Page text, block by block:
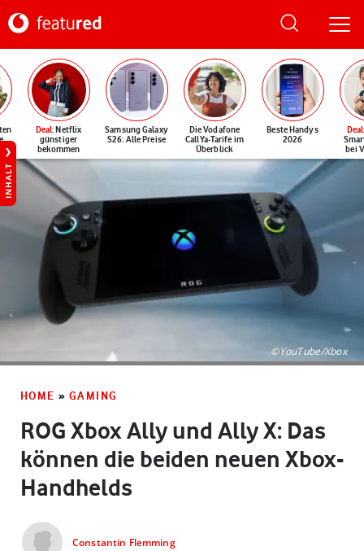
Deal: Netflix
günstiger
bekommen
Samsung Galaxy
S26: Alle Preise
Die Vodafone
CallYa-Tarife im
Überblick
Beste Handys
2026
Deal
bei
INHALT
©YouTube/Xbox
HOME » GAMING
ROG Xbox Ally und Ally X: Das
können die beiden neuen Xbox-
Handhelds
Constantin Flemming